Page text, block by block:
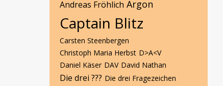
Andreas Fröhlich Argon
Captain Blitz
Carsten Steenbergen
Christoph Maria Herbst D>A<V
Daniel Käser DAV David Nathan
Die drei ??? Die drei Fragezeichen